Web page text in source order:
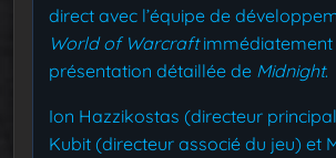
direct avec l’équipe de
World of Warcraftimmédiatement
présentation détaillée de Midnight.
Ion Hazzikostas (directeur
Kubit (directeur associé du jeu) et